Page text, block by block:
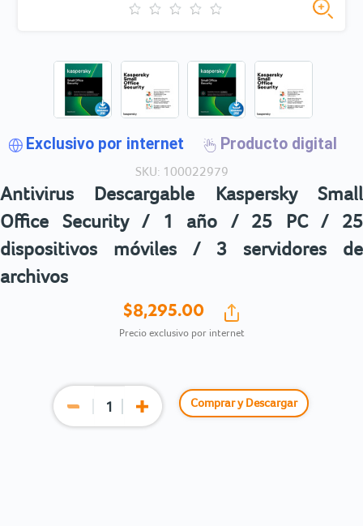
Exclusivo por internet Producto digital
SKU: 100022979
Antivirus Descargable Kaspersky Small
Office Security / 1 año / 25 PC / 25
dispositivos móviles / 3 servidores de
archivos
$8,295.00
Precio exclusivo por internet
Comprar y Descargar